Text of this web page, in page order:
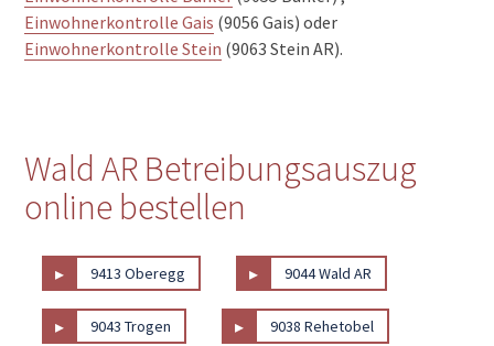
Einwohnerkontrolle Gais (9056 Gais) oder
Einwohnerkontrolle Stein (9063 Stein AR).
Wald AR Betreibungsauszug
online bestellen
▸ 9413 Oberegg ▸ 9044 Wald AR
▸ 9043 Trogen ▸ 9038 Rehetobel